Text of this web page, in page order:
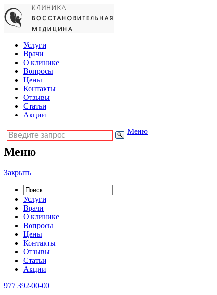
Услуги
Врачи
О клинике
Вопросы
Цены
Контакты
Отзывы
Статьи
Акции
Меню
Меню
Закрыть
Услуги
Врачи
О клинике
Вопросы
Цены
Контакты
Отзывы
Статьи
Акции
977 392-00-00